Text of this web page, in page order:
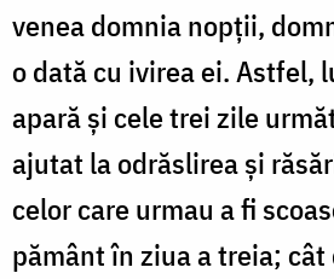
venea domnia nopții,
o dată cu ivirea ei. Astfel,
apară și cele trei zile
ajutat la odrăslirea și
celor care urmau a fi
pământ în ziua a treia; cât